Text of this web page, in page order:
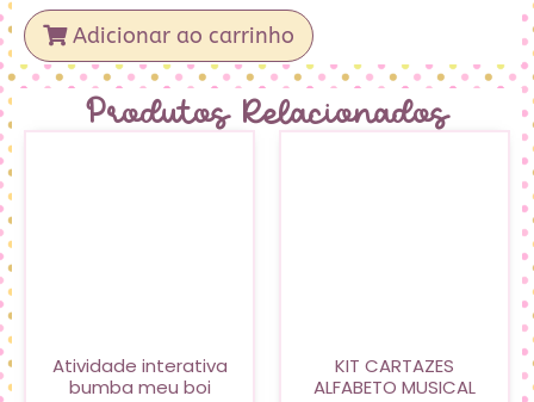
Adicionar ao carrinho
Produtos Relacionados
Atividade interativa
bumba meu boi
KIT CARTAZES
ALFABETO MUSICAL